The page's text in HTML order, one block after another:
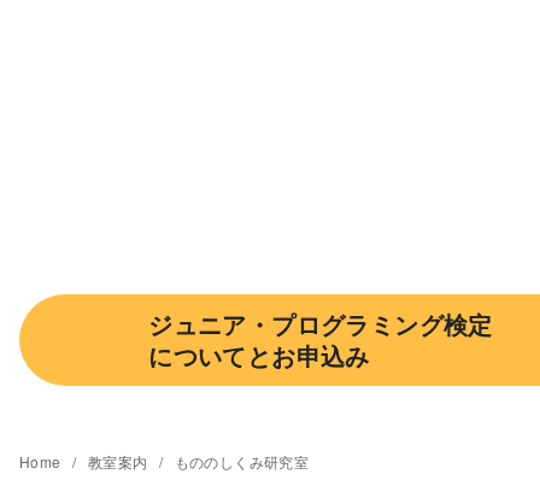
ジュニア・プログラミング検定
についてとお申込み
Home 教室案内 もののしくみ研究室